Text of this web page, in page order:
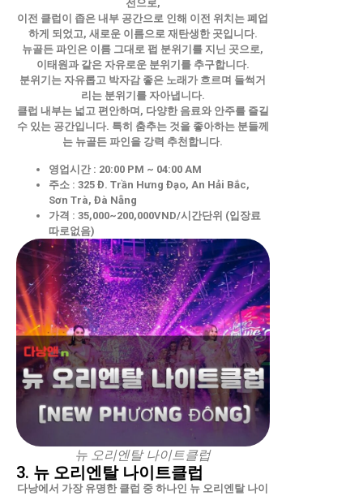
전으로,
이전 클럽이 좁은 내부 공간으로 인해 이전 위치는 폐업
하게 되었고, 새로운 이름으로 재탄생한 곳입니다.
뉴골든 파인은 이름 그대로 펍 분위기를 지닌 곳으로,
이태원과 같은 자유로운 분위기를 추구합니다.
분위기는 자유롭고 박자감 좋은 노래가 흐르며 들썩거
리는 분위기를 자아냅니다.
클럽 내부는 넓고 편안하며, 다양한 음료와 안주를 즐길
수 있는 공간입니다. 특히 춤추는 것을 좋아하는 분들께
는 뉴골든 파인을 강력 추천합니다.
영업시간 : 20:00 PM ~ 04:00 AM
주소 : 325 Đ. Trần Hưng Đạo, An Hải Bắc,
Sơn Trà, Đà Nẵng
가격 : 35,000~200,000VND/시간단위 (입장료
따로없음)
뉴 오리엔탈 나이트클럽
3. 뉴 오리엔탈 나이트클럽
다낭에서 가장 유명한 클럽 중 하나인 뉴 오리엔탈 나이